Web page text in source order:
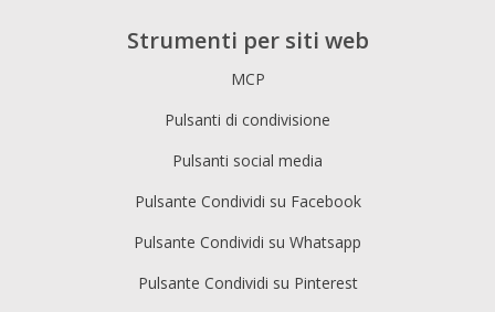
Strumenti per siti web
MCP
Pulsanti di condivisione
Pulsanti social media
Pulsante Condividi su Facebook
Pulsante Condividi su Whatsapp
Pulsante Condividi su Pinterest